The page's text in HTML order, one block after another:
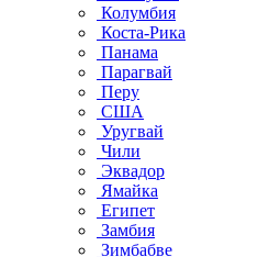
Колумбия
Коста-Рика
Панама
Парагвай
Перу
США
Уругвай
Чили
Эквадор
Ямайка
Египет
Замбия
Зимбабве